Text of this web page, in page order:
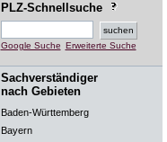
PLZ-Schnellsuche
Google Suche Erweiterte Suche
Sachverständiger
nach Gebieten
Baden-Württemberg
Bayern